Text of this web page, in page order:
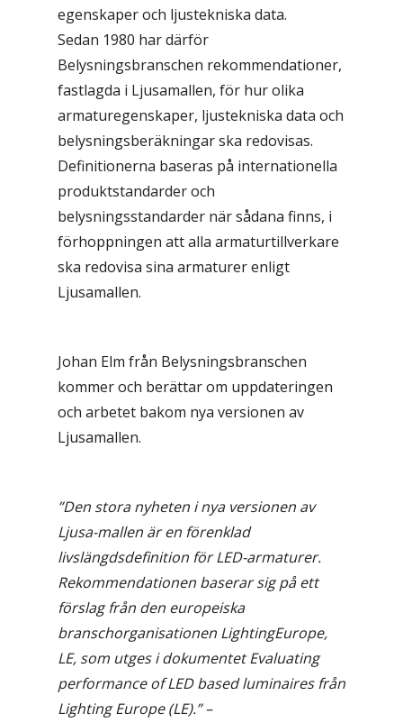
egenskaper och ljustekniska data.
Sedan 1980 har därför
Belysningsbranschen rekommendationer,
fastlagda i Ljusamallen, för hur olika
armaturegenskaper, ljustekniska data och
belysningsberäkningar ska redovisas.
Definitionerna baseras på internationella
produktstandarder och
belysningsstandarder när sådana finns, i
förhoppningen att alla armaturtillverkare
ska redovisa sina armaturer enligt
Ljusamallen.
Johan Elm från Belysningsbranschen
kommer och berättar om uppdateringen
och arbetet bakom nya versionen av
Ljusamallen.
”Den stora nyheten i nya versionen av
Ljusa-mallen är en förenklad
livslängdsdefinition för LED-armaturer.
Rekommendationen baserar sig på ett
förslag från den europeiska
branschorganisationen LightingEurope,
LE, som utges i dokumentet Evaluating
performance of LED based luminaires från
Lighting Europe (LE).” –